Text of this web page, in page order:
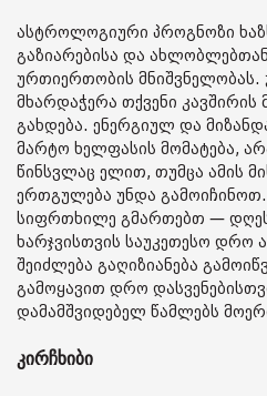
ასტროლოგიური პროგნოზი
გაზიარებისა და
ურთიერთობის
მხარდაჭერა თქვენი კავშირის
გახდება. ენერგიულ და
მარტო ხელფასის მომატება,
წინსვლაც ელით, თუმცა ამის
ერთგულება უნდა გამოიჩინოთ.
სიფრთხილე გმართებთ —
ხარჯვისთვის საუკეთესო
შეიძლება გაღიზიანება
გამოყავით დრო
დამამშვიდებელ წამლებს
კირჩხიბი